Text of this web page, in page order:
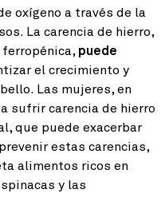
oxígeno a través de la
La carencia de hierro,
ferropénica, puede
el crecimiento y
Las mujeres, en
sufrir carencia de hierro
que puede exacerbar
estas carencias,
alimentos ricos en
y las